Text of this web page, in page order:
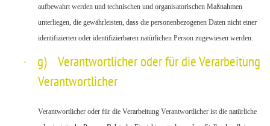
aufbewahrt werden und technischen und organisatorischen Maßnahmen
unterliegen, die gewährleisten, dass die personenbezogenen Daten nicht einer
identifizierten oder identifizierbaren natürlichen Person zugewiesen werden.
·
g) Verantwortlicher oder für die Verarbeitung
Verantwortlicher
Verantwortlicher oder für die Verarbeitung Verantwortlicher ist die natürliche